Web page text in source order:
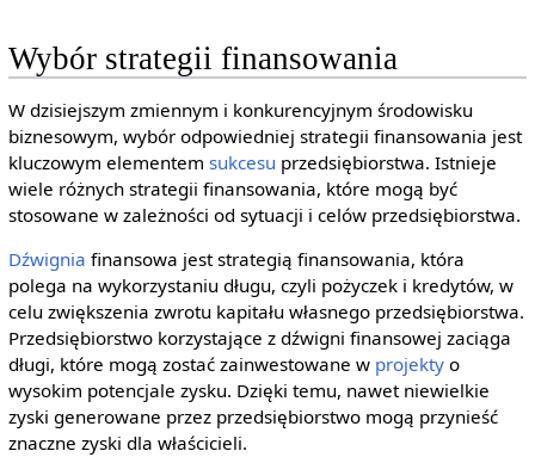
Wybór strategii finansowania
W dzisiejszym zmiennym i konkurencyjnym środowisku
biznesowym, wybór odpowiedniej strategii finansowania jest
kluczowym elementem sukcesu przedsiębiorstwa. Istnieje
wiele różnych strategii finansowania, które mogą być
stosowane w zależności od sytuacji i celów przedsiębiorstwa.
Dźwignia finansowa jest strategią finansowania, która
polega na wykorzystaniu długu, czyli pożyczek i kredytów, w
celu zwiększenia zwrotu kapitału własnego przedsiębiorstwa.
Przedsiębiorstwo korzystające z dźwigni finansowej zaciąga
długi, które mogą zostać zainwestowane w projektyo
wysokim potencjale zysku. Dzięki temu, nawet niewielkie
zyski generowane przez przedsiębiorstwo mogą przynieść
znaczne zyski dla właścicieli.